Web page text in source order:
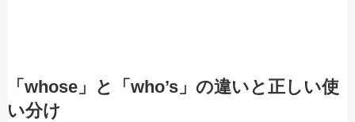
「whose」と「who’s」の違いと正しい使
い分け